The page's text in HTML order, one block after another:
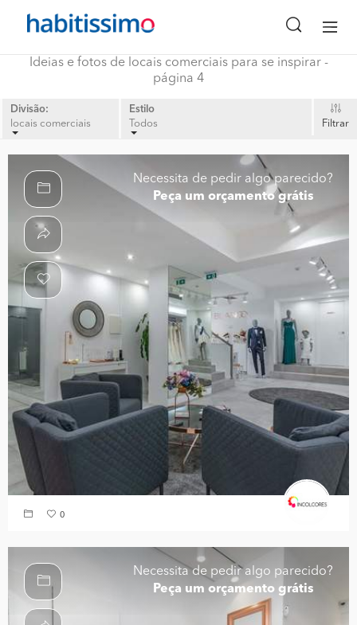
Ideias e fotos de locais comerciais para se inspirar -
página 4
Divisão:
locais comerciais
Estilo
Todos
Filtrar
Necessita de pedir algo parecido?
Peça um orçamento grátis
0
Necessita de pedir algo parecido?
Peça um orçamento grátis